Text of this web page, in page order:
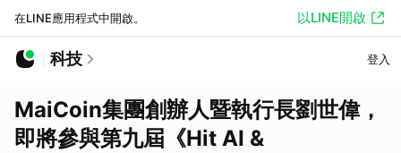
在LINE應用程式中開啟。 以LINE開啟
科技 登入
MaiCoin集團創辦人暨執行長劉世偉，
即將參與第九屆《Hit AI &